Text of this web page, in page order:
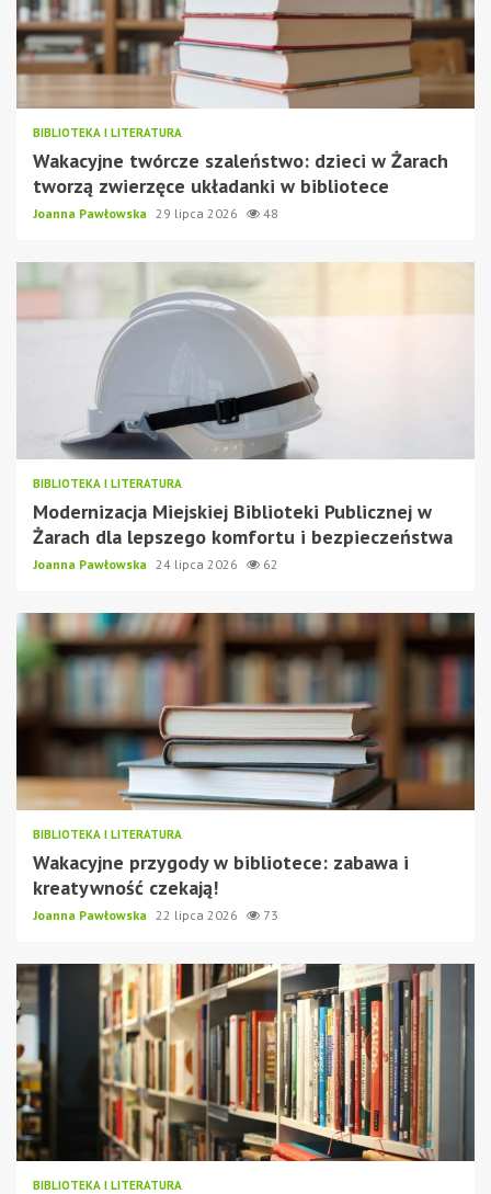
BIBLIOTEKA I LITERATURA
Wakacyjne twórcze szaleństwo: dzieci w Żarach
tworzą zwierzęce układanki w bibliotece
Joanna Pawłowska 29 lipca 2026 48
BIBLIOTEKA I LITERATURA
Modernizacja Miejskiej Biblioteki Publicznej w
Żarach dla lepszego komfortu i bezpieczeństwa
Joanna Pawłowska 24 lipca 2026 62
BIBLIOTEKA I LITERATURA
Wakacyjne przygody w bibliotece: zabawa i
kreatywność czekają!
Joanna Pawłowska 22 lipca 2026 73
BIBLIOTEKA I LITERATURA